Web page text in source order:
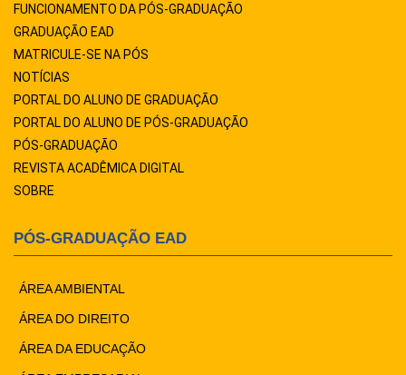
FUNCIONAMENTO DA PÓS-GRADUAÇÃO
GRADUAÇÃO EAD
MATRICULE-SE NA PÓS
NOTÍCIAS
PORTAL DO ALUNO DE GRADUAÇÃO
PORTAL DO ALUNO DE PÓS-GRADUAÇÃO
PÓS-GRADUAÇÃO
REVISTA ACADÊMICA DIGITAL
SOBRE
PÓS-GRADUAÇÃO EAD
ÁREA AMBIENTAL
ÁREA DO DIREITO
ÁREA DA EDUCAÇÃO